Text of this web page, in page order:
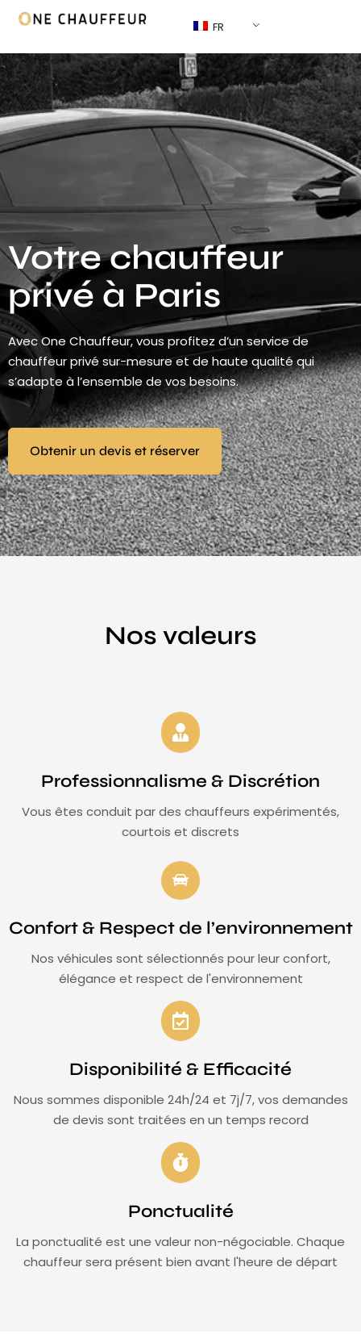
FR
Votre chauffeur
privé à Paris
Avec One Chauffeur, vous profitez d’un service de
chauffeur privé sur-mesure et de haute qualité qui
s’adapte à l’ensemble de vos besoins.
Obtenir un devis et réserver
Nos valeurs
Professionnalisme & Discrétion
Vous êtes conduit par des chauffeurs expérimentés,
courtois et discrets
Confort & Respect de l’environnement
Nos véhicules sont sélectionnés pour leur confort,
élégance et respect de l'environnement
Disponibilité & Efficacité
Nous sommes disponible 24h/24 et 7j/7, vos demandes
de devis sont traitées en un temps record
Ponctualité
La ponctualité est une valeur non-négociable. Chaque
chauffeur sera présent bien avant l'heure de départ